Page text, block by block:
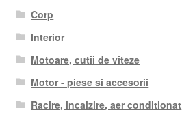
Corp
Interior
Motoare, cutii de viteze
Motor - piese si accesorii
Racire, incalzire, aer conditionat